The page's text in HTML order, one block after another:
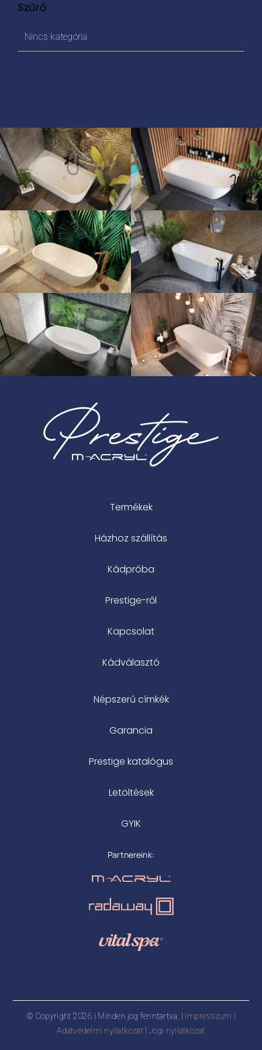
Szűrő
Nincs kategória
Termékek
Házhoz szállítás
Kádpróba
Prestige-ről
Kapcsolat
Kádválasztó
Népszerű címkék
Garancia
Prestige katalógus
Letöltések
GYIK
Partnereink:
© Copyright 2026 | Minden jog fenntartva. | Impresszum
Adatvédelmi nyilatkozat| Jogi nyilatkozat